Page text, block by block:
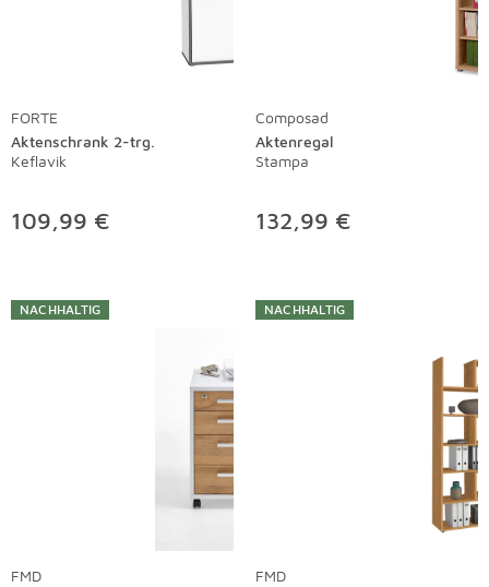
FORTE
Aktenschrank 2-trg.
Keflavik
109,99 €
Composad
Aktenregal
Stampa
132,99 €
NACHHALTIG
FMD
NACHHALTIG
FMD